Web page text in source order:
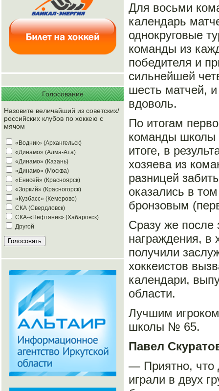
Голосование
Назовите величайший из советских/
российских клубов по хоккею с
мячом
«Водник» (Архангельск)
«Динамо» (Алма-Ата)
«Динамо» (Казань)
«Динамо» (Москва)
«Енисей» (Красноярск)
«Зоркий» (Красногорск)
«Кузбасс» (Кемерово)
СКА (Свердловск)
СКА-«Нефтяник» (Хабаровск)
Другой
Для восьми
календарь
однокруговые
команды из
победителя и
сильнейшей
шесть матчей,
вдоволь.
По итогам
команды
итоге, в
хозяева из
разницей
оказались в
бронзовым
Сразу же после
награждения, в
получили
хоккеистов
календари,
области.
Лучшим
школы № 65.
Павел
— Приятно, что
играли в двух